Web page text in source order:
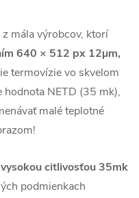
mála výrobcov, ktorí
640 × 512 px 12µm,
termovízie vo skvelom
hodnota NETD (35 mk),
malé teplotné
citlivosťou 35mk
podmienkach